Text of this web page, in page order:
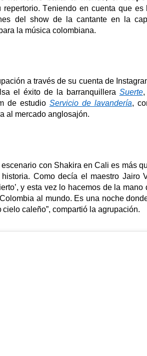
repertorio. Teniendo en cuenta que es
del showde la cantante en la
la música colombiana.
a través de su cuenta de
el éxito de la barranquillera Suerte,
de estudio Servicio de lavandería,
al mercado anglosajón.
escenario con Shakira en Cali es más
Como decía el maestro Jairo
y esta vez lo hacemos de la mano
al mundo. Es una noche
cielo caleño”, compartió la agrupación.